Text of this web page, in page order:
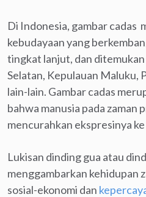
Di Indonesia, gambar cadas
kebudayaan yang
tingkat lanjut, dan ditemukan
Selatan, Kepulauan Maluku,
lain-lain. Gambar cadas
bahwa manusia pada zaman
mencurahkan ekspresinya
Lukisan dinding gua atau
menggambarkan kehidupan
sosial-ekonomi dan